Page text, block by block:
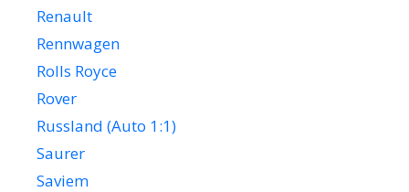
Renault
Rennwagen
Rolls Royce
Rover
Russland (Auto 1:1)
Saurer
Saviem